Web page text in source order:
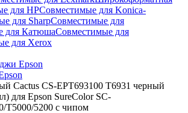
для HPСовместимые для Konica-
для SharpСовместимые для
для КатюшаСовместимые для
для Xerox
Epson
Cactus CS-EPT693100 T6931 черный
для Epson SureColor SC-
T5000/5200 с чипом